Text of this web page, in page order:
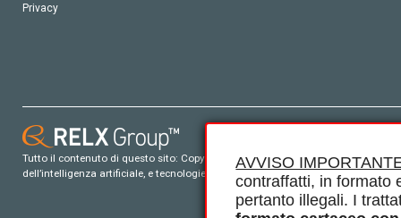
AVVISO
contraffatti, in formato
pertanto illegali. I
Privacy
Tutto il contenuto di questo sito: Copyright © 2026 Elsevier, i suoi
dell’intelligenza artificiale, e tecnologie simili. Per tutto il contenuto ‘open